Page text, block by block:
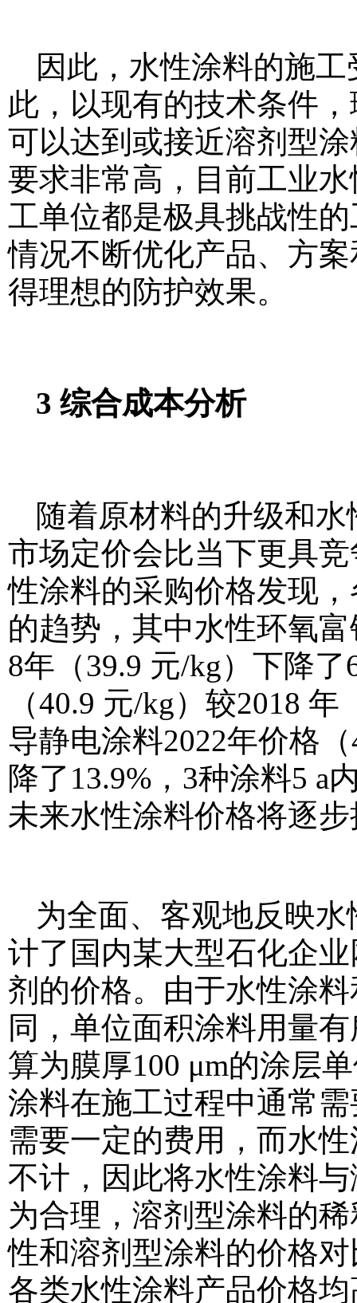
因此，水性涂料的施
此，以现有的技术条件
可以达到或接近溶剂型
要求非常高，目前工业
工单位都是极具挑战性
情况不断优化产品、方
得理想的防护效果。
3 综合成本分析
随着原材料的升级和
市场定价会比当下更具
性涂料的采购价格发现
的趋势，其中水性环氧
8年（39.9 元/kg）下降
（40.9 元/kg）较2018
导静电涂料2022年价格
降了13.9%，3种涂料5 a
未来水性涂料价格将逐
为全面、客观地反映
计了国内某大型石化企
剂的价格。由于水性涂
同，单位面积涂料用量
算为膜厚100 μm的涂层
涂料在施工过程中通常
需要一定的费用，而水
不计，因此将水性涂料
为合理，溶剂型涂料的
性和溶剂型涂料的价格
各类水性涂料产品价格